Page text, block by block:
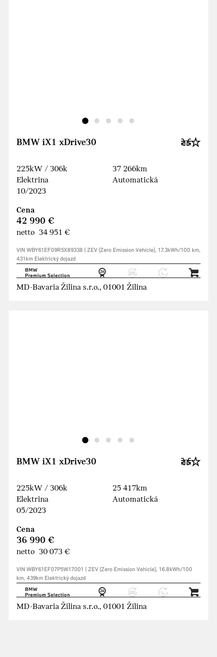
BMW iX1 xDrive30
225kW / 306k
Elektrina
10/2023
37 266km
Automatická
Cena
42 990 €
netto 34 951 €
VIN WBY61EF09R5X89338 | ZEV (Zero Emission Vehicle), 17.3kWh/100 km,
431km Elektrický dojazd
MD-Bavaria Žilina s.r.o., 01001 Žilina
BMW iX1 xDrive30
225kW / 306k
Elektrina
05/2023
25 417km
Automatická
Cena
36 990 €
netto 30 073 €
VIN WBY61EF07P5W17001 | ZEV (Zero Emission Vehicle), 16.8kWh/100
km, 439km Elektrický dojazd
MD-Bavaria Žilina s.r.o., 01001 Žilina